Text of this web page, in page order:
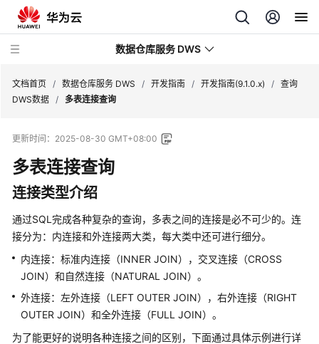
数据仓库服务 DWS
新
动
态
务
公
告
品
介
绍
文档首页 / 数据仓库服务 DWS / 开发指南 / 开发指南(9.1.0.x) / 查询
DWS数据 / 多表连接查询
更新时间： 2025-08-30 GMT+08:00
多表连接查询
连接类型介绍
通过SQL完成各种复杂的查询，多表之间的连接是必不可少的。连
接分为：内连接和外连接两大类，每大类中还可进行细分。
内连接：标准内连接（INNER JOIN），交叉连接（CROSS
JOIN）和自然连接（NATURAL JOIN）。
外连接：左外连接（LEFT OUTER JOIN），右外连接（RIGHT
OUTER JOIN）和全外连接（FULL JOIN）。
为了能更好的说明各种连接之间的区别，下面通过具体示例进行详